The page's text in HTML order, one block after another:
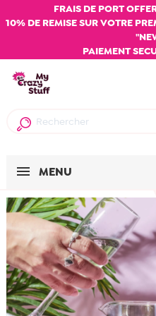
FRAIS DE PORT
10% DE REMISE SUR VOTRE
PAIEMENT
MENU